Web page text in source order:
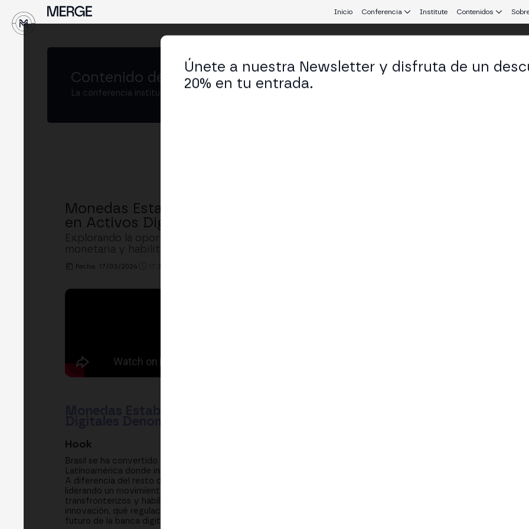
Inicio Conferencia Institute Contenidos
Contenido de MERGE São Paulo
La conferencia institucional de cripto y Web3 que conecta Europa y Latinoamérica.
Monedas Estables en Moneda Local: Cómo Brasil Está Liderando
en Activos Digitales Denominados en Reales
Fecha: 17/03/2026
Hook
Brasil se ha convertido en el laboratorio global para innovación en stablecoins denominados en moneda local — el
Latinoamérica donde instituciones financieras están emitiendo y adoptando masivamente stablecoins
A diferencia del resto del mundo donde el dólar estadounidense domina completamente el mercado de
liderando un movimiento hacia monedas estables denominadas en reales que preservan soberanía monetaria,
transfronterizos y habilitan nuevas categorías de aplicaciones financieras. Este panel explora por qué Brasil es el
innovación, qué regulación está emergiendo, cómo instituciones están estructurando estas stablecoins, y qué
futuro de la banca digital en Latinoamérica.
Únete a nuestra Newsletter y disfruta de un
20% en tu entrada.